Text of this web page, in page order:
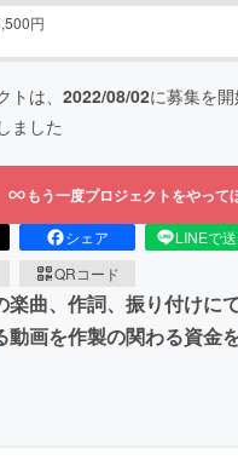
円
は、 2022/08/02に募集を開
ました
もう一度プロジェクトをやって
シェア LINEで
QRコード
楽曲、作詞、振り付けに
動画を作製の関わる資金